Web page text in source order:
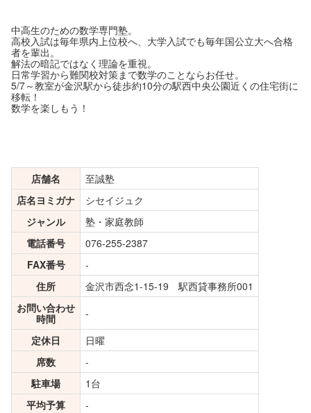
中高生のための数学専門塾。
高校入試は毎年県内上位校へ、大学入試でも毎年国公立大へ合格
者を輩出。
解法の暗記ではなく理論を重視。
日常学習から難関校対策まで数学のことならお任せ。
5/7～教室が金沢駅から徒歩約10分の駅西中央公園近くの住宅街に
移転！
数学を楽しもう！
店舗名
至誠塾
店名ヨミガナ
シセイジュク
ジャンル
塾・家庭教師
電話番号
076-255-2387
FAX番号
-
住所
金沢市西念1-15-19 駅西貸事務所001
お問い合わせ
時間
-
定休日
日曜
席数
-
駐車場
1台
平均予算
-